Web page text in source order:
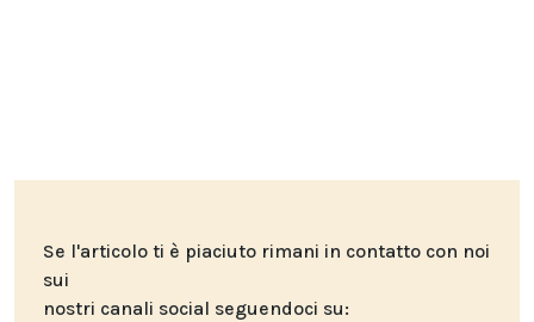
Se l'articolo ti è piaciuto rimani in contatto con noi
sui
nostri canali social seguendoci su: